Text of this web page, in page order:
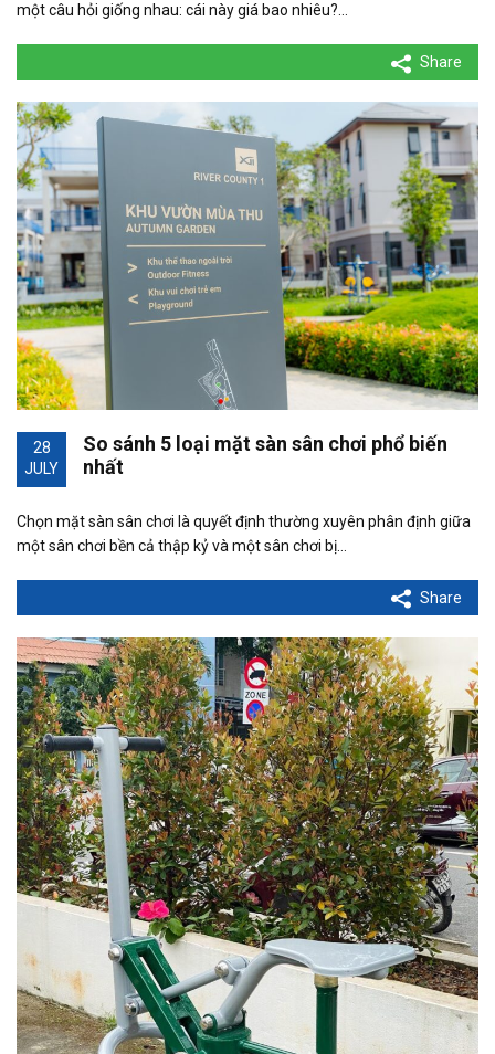
một câu hỏi giống nhau: cái này giá bao nhiêu?…
Share
28
JULY
So sánh 5 loại mặt sàn sân chơi phổ biến
nhất
Chọn mặt sàn sân chơi là quyết định thường xuyên phân định giữa
một sân chơi bền cả thập kỷ và một sân chơi bị…
Share